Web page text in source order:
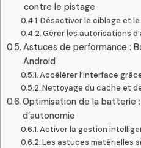
contre le pistage
Désactiver le ciblage et
Gérer les autorisations
Astuces de performance :
Android
Accélérer l’interface
Nettoyage du cache et
Optimisation de la batterie :
d’autonomie
Activer la gestion
Les astuces matérielles